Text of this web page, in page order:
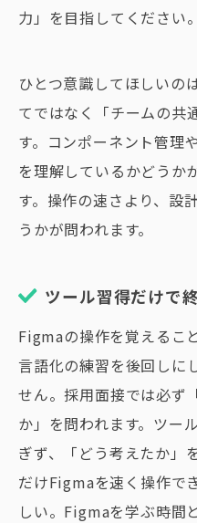
力」を目指してください。
ひとつ意識してほしいの
てではなく「チームの共
す。コンポーネント管理
を理解しているかどうか
す。操作の速さより、設
うかが問われます。
ツール習得だけで
Figmaの操作を覚えるこ
言語化の練習を後回しに
せん。採用面接では必ず
か」を問われます。ツー
ぎず、「どう考えたか」
だけFigmaを速く操作で
しい。Figmaを学ぶ時間